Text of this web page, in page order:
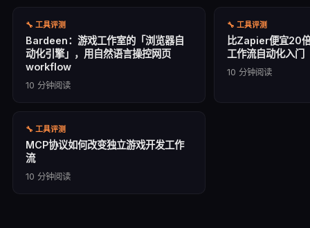
🔧 工具评测
Bardeen：游戏工作室的「浏览器自
动化引擎」，用自然语言操控网页
workflow
10 分钟阅读
🔧 工具评测
比Zapier便宜20
工作流自动化入门
10 分钟阅读
🔧 工具评测
MCP协议如何改变独立游戏开发工作
流
10 分钟阅读